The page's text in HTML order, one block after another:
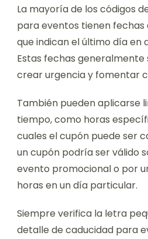
La mayoría de los códigos
para eventos tienen fechas
que indican el último día en
Estas fechas
crear urgencia y fomentar
También pueden aplicarse
tiempo, como horas
cuales el cupón puede ser
un cupón podría ser válido
evento promocional o por
horas en un día particular.
Siempre verifica la letra
detalle de caducidad para